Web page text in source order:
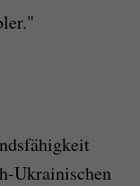
Ukrainischen